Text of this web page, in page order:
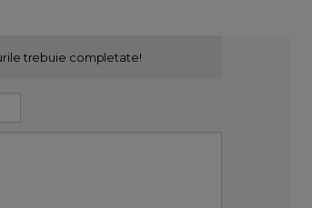
trebuie completate!